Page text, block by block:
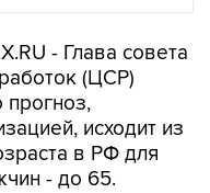
- Глава совета
(ЦСР)
прогноз,
исходит из
в РФ для
- до 65.